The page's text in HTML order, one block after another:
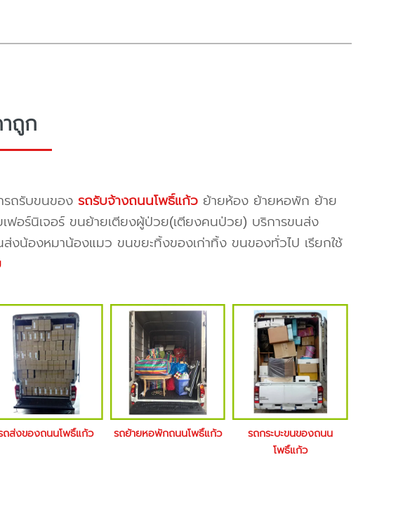
ถูก
ถรับขนของ รถรับจ้างถนนโพธิ์แก้วย้ายห้อง ย้ายหอพัก ย้าย
อร์นิเจอร์ ขนย้ายเตียงผู้ป่วย(เตียงคนป่วย) บริการขนส่ง
งน้องหมาน้องแมว ขนขยะทิ้งของเก่าทิ้ง ขนของทั่วไป เรียกใช้
ถส่งของถนนโพธิ์แก้ว รถย้ายหอพักถนนโพธิ์แก้ว
รถกระบะขนของถนน
โพธิ์แก้ว